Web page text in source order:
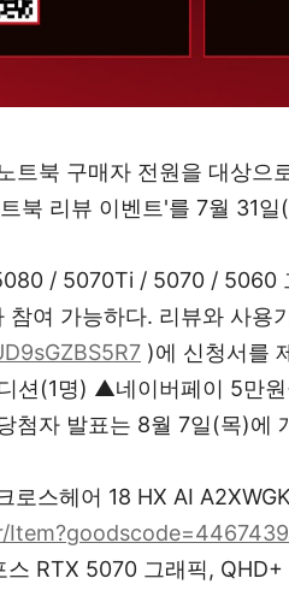
트북 구매자 전원을 대상으
북 리뷰 이벤트'를 7월 31
/ 5070Ti / 5070 / 5060
참여 가능하다. 리뷰와 사용
)에 신청서를
션(1명) ▲네이버페이 5만
첨자 발표는 8월 7일(목)에
로스헤어 18 HX AI
RTX 5070 그래픽,